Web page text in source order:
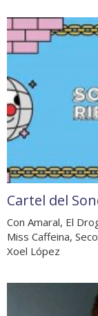
Cartel del
Con Amaral, El
Miss Caffeina,
Xoel López